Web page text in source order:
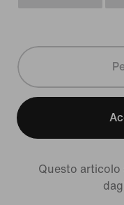
Questo articolo